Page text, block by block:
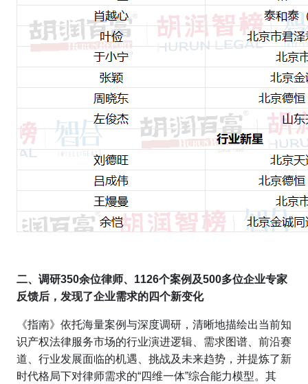
二、调研350余位律师、1126个案例及500多位企业专家
反馈后， 发现了企业需求的四个新变化
《指南》依托海量案例与深度调研，清晰地描绘出当前知
识产权法律服务市场的行业演进逻辑、需求图谱、前沿赛
道、行业发展面临的机遇、挑战及未来趋势，并提炼了新
时代格局下对律师需求的“四维一体”综合能力模型。其